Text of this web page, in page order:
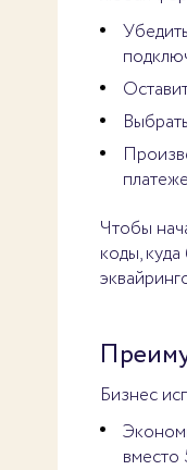
Чтобы
коды,
Бизнес
вместо